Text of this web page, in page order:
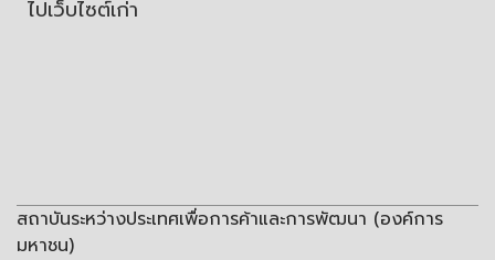
ไปเว็บไซต์เก่า
สถาบันระหว่างประเทศเพื่อการค้าและการพัฒนา (องค์การ
มหาชน)